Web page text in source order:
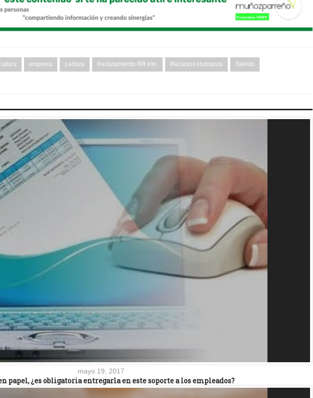
empresa Lectura Reclutamiento RR.HH. Recursos Humanos Talento
mayo 19, 2017
papel, ¿es obligatoria entregarla en este soporte a los empleados?